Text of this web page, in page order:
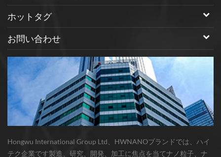
ホットタグ
お問い合わせ
Hongwu International Group Ltd、HWNANOブランドでは、ハイ
テク企業です製造、研究、開発、加工に焦点を当てナノ粒子、ナ